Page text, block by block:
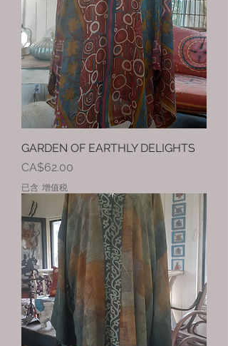
GARDEN OF EARTHLY DELIGHTS
價格
CA$62.00
已含 增值税